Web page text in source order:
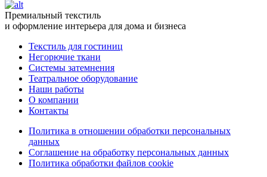
Премиальный текстиль
и оформление интерьера для дома и бизнеса
Текстиль для гостиниц
Негорючие ткани
Системы затемнения
Театральное оборудование
Наши работы
О компании
Контакты
Политика в отношении обработки персональных
данных
Соглашение на обработку персональных данных
Политика обработки файлов cookie